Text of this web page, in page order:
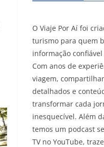
O Viaje Por Aí foi
turismo para quem
informação
Com anos de
viagem,
detalhados e
transformar cada
inesquecível. Além
temos um podcast
TV no YouTube,